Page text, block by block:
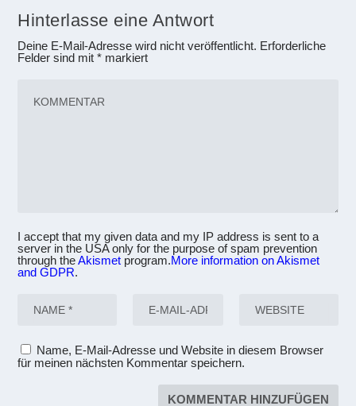
Hinterlasse eine Antwort
Deine E-Mail-Adresse wird nicht veröffentlicht. Erforderliche
Felder sind mit* markiert
I accept that my given data and my IP address is sent to a
server in the USA only for the purpose of spam prevention
through theAkismet program.More information on Akismet
and GDPR.
Name, E-Mail-Adresse und Website in diesem Browser
für meinen nächsten Kommentar speichern.